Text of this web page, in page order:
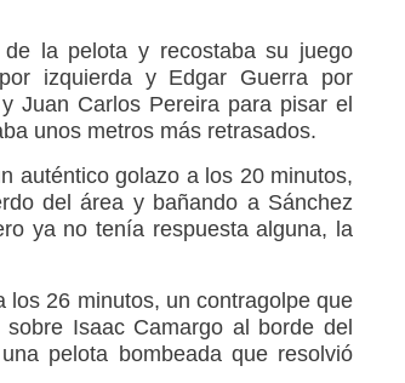
la pelota y recostaba su juego
izquierda y Edgar Guerra por
Juan Carlos Pereira para pisar el
unos metros más retrasados.
auténtico golazo a los 20 minutos,
del área y bañando a Sánchez
ya no tenía respuesta alguna, la
los 26 minutos, un contragolpe que
Isaac Camargo al borde del
pelota bombeada que resolvió